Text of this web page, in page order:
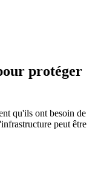
protéger
qu'ils ont besoin de
peut être